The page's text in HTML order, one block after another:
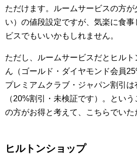
ただけます。ルームサービスの方
い）の値段設定ですが、気楽に食
ビスでもいいかもしれません。
ただし、ルームサービスだとヒル
ん（ゴールド・ダイヤモンド会員
プレミアムクラブ・ジャパン割引
（20%割引・未検証です）。とい
の方がお得と考えて、こちらでいた
ヒルトンショップ